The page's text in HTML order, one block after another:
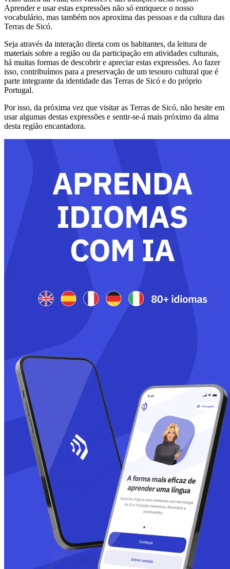
Aprender e usar estas expressões não só enriquece o nosso
vocabulário, mas também nos aproxima das pessoas e da cultura das
Terras de Sicó.
Seja através da interação direta com os habitantes, da leitura de
materiais sobre a região ou da participação em atividades culturais,
há muitas formas de descobrir e apreciar estas expressões. Ao fazer
isso, contribuímos para a preservação de um tesouro cultural que é
parte integrante da identidade das Terras de Sicó e do próprio
Portugal.
Por isso, da próxima vez que visitar as Terras de Sicó, não hesite em
usar algumas destas expressões e sentir-se-á mais próximo da alma
desta região encantadora.